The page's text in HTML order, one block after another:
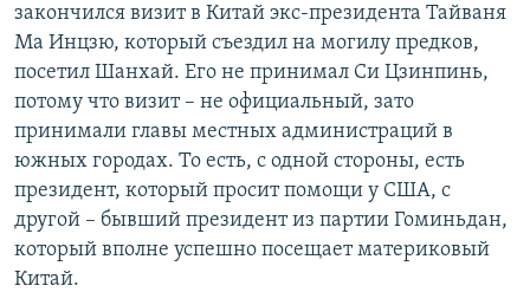
закончился визит в Китай экс-президента Тайваня
Ма Инцзю, который съездил на могилу предков,
посетил Шанхай. Его не принимал Си Цзинпинь,
потому что визит – не официальный, зато
принимали главы местных администраций в
южных городах. То есть, с одной стороны, есть
президент, который просит помощи у США, с
другой – бывший президент из партии Гоминьдан,
который вполне успешно посещает материковый
Китай.